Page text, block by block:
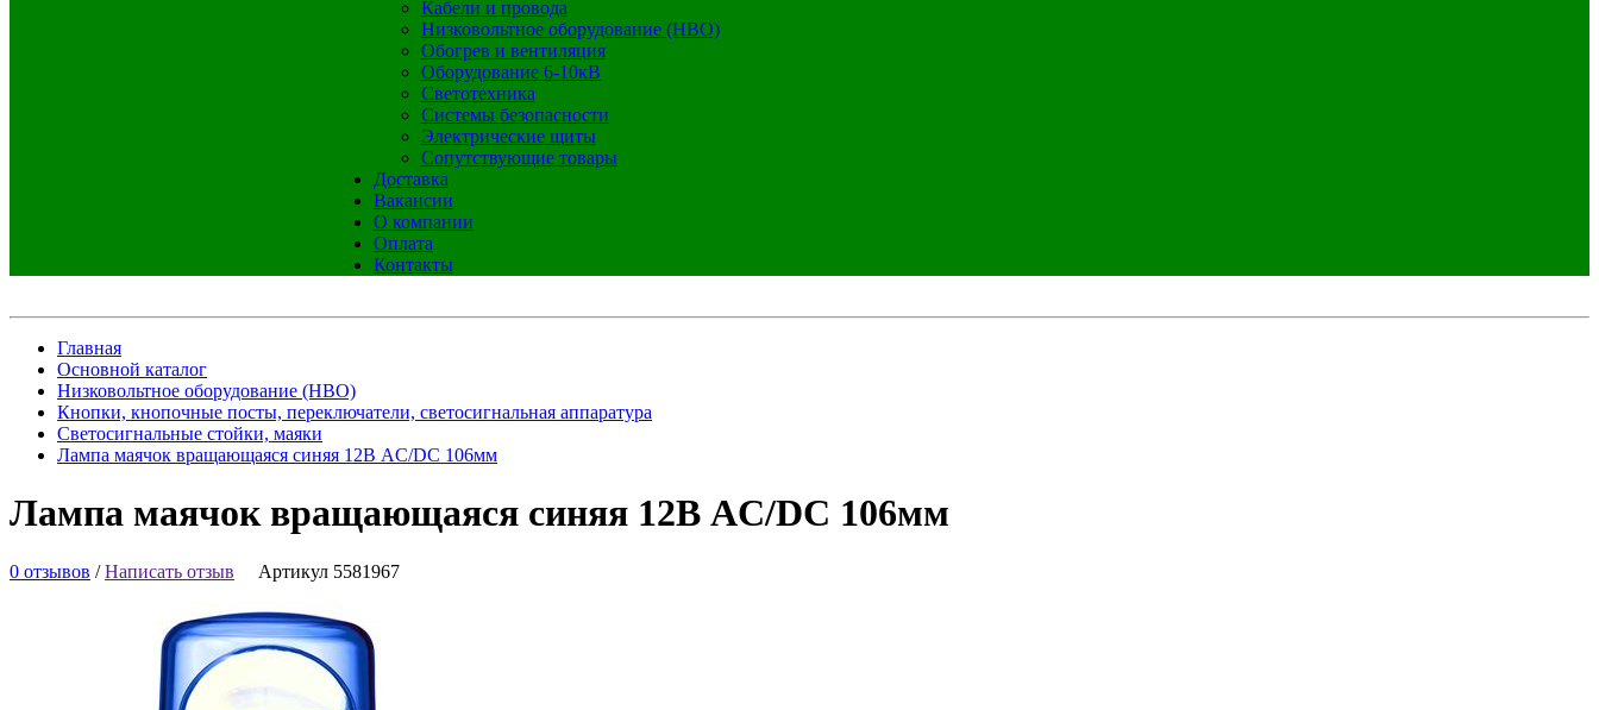
Кабели и провода
Низковольтное оборудование (НВО)
Обогрев и вентиляция
Оборудование 6-10кВ
Светотехника
Системы безопасности
Электрические щиты
Сопутствующие товары
Доставка
Вакансии
О компании
Оплата
Контакты
Главная
Основной каталог
Низковольтное оборудование (НВО)
Кнопки, кнопочные посты, переключатели, светосигнальная аппаратура
Светосигнальные стойки, маяки
Лампа маячок вращающаяся синяя 12В AC/DC 106мм
Лампа маячок вращающаяся синяя 12В AC/DC 106мм
0 отзывов /Написать отзыв Артикул 5581967